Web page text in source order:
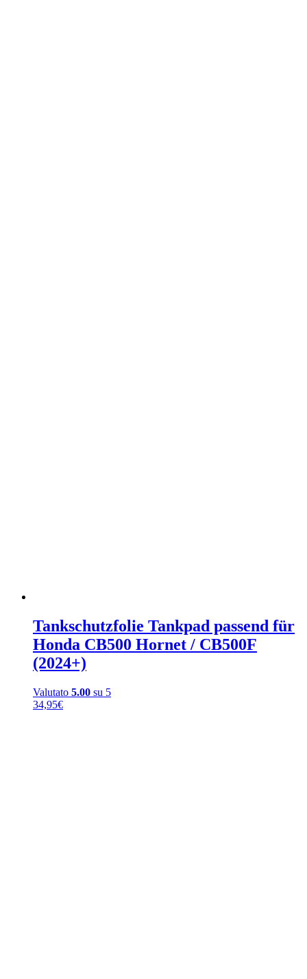
Tankschutzfolie Tankpad passend für
Honda CB500 Hornet / CB500F
(2024+)
Valutato 5.00 su 5
34,95€